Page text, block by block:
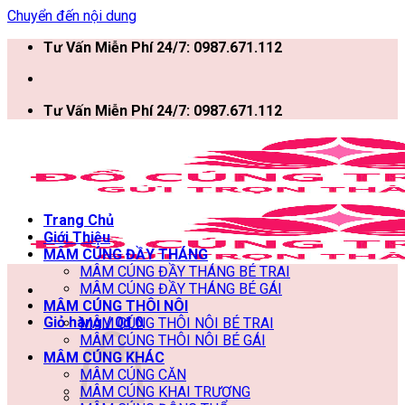
Chuyển đến nội dung
Tư Vấn Miễn Phí 24/7: 0987.671.112
Tư Vấn Miễn Phí 24/7: 0987.671.112
Giỏ hàng /0₫ 0
Trang Chủ
Giới Thiệu
MÂM CÚNG ĐẦY THÁNG
MÂM CÚNG ĐẦY THÁNG BÉ TRAI
MÂM CÚNG ĐẦY THÁNG BÉ GÁI
MÂM CÚNG THÔI NÔI
MÂM CÚNG THÔI NÔI BÉ TRAI
MÂM CÚNG THÔI NÔI BÉ GÁI
MÂM CÚNG KHÁC
MÂM CÚNG CĂN
MÂM CÚNG KHAI TRƯƠNG